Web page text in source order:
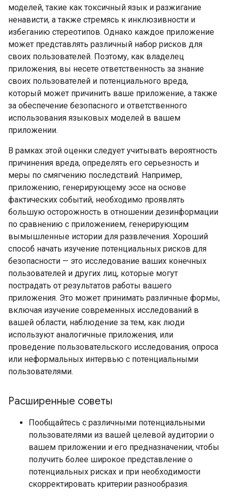
моделей, такие как токсичный язык и разжигание
ненависти, а также стремясь к инклюзивности и
избеганию стереотипов. Однако каждое приложение
может представлять различный набор рисков для
своих пользователей. Поэтому, как владелец
приложения, вы несете ответственность за знание
своих пользователей и потенциального вреда,
который может причинить ваше приложение, а также
за обеспечение безопасного и ответственного
использования языковых моделей в вашем
приложении.
В рамках этой оценки следует учитывать вероятность
причинения вреда, определять его серьезность и
меры по смягчению последствий. Например,
приложению, генерирующему эссе на основе
фактических событий, необходимо проявлять
большую осторожность в отношении дезинформации
по сравнению с приложением, генерирующим
вымышленные истории для развлечения. Хороший
способ начать изучение потенциальных рисков для
безопасности — это исследование ваших конечных
пользователей и других лиц, которые могут
пострадать от результатов работы вашего
приложения. Это может принимать различные формы,
включая изучение современных исследований в
вашей области, наблюдение за тем, как люди
используют аналогичные приложения, или
проведение пользовательского исследования, опроса
или неформальных интервью с потенциальными
пользователями.
Расширенные советы
Пообщайтесь с различными потенциальными
пользователями из вашей целевой аудитории о
вашем приложении и его предназначении, чтобы
получить более широкое представление о
потенциальных рисках и при необходимости
скорректировать критерии разнообразия.